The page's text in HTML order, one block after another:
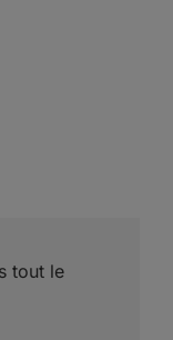
tout le